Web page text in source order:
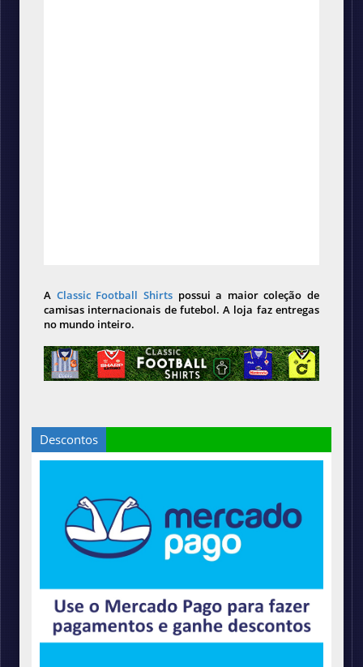
A Classic Football Shirts possui a maior coleção de
camisas internacionais de futebol. A loja faz entregas
no mundo inteiro.
Descontos